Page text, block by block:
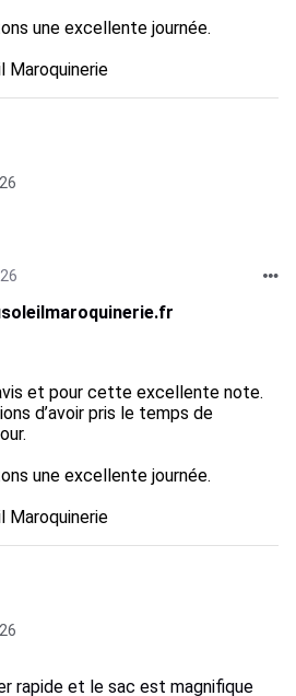
une excellente journée.
Maroquinerie
et pour cette excellente note.
d’avoir pris le temps de
une excellente journée.
Maroquinerie
rapide et le sac est magnifique